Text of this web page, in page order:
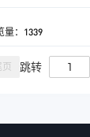
量：1339
页 跳转